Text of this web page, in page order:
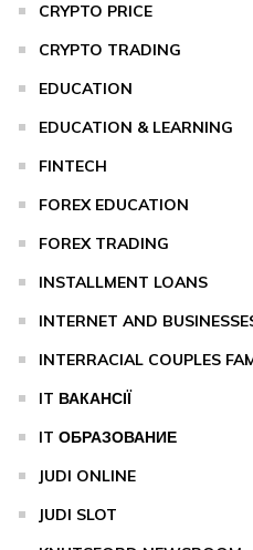
CRYPTO PRICE
CRYPTO TRADING
EDUCATION
EDUCATION & LEARNING
FINTECH
FOREX EDUCATION
FOREX TRADING
INSTALLMENT LOANS
INTERNET AND
INTERRACIAL COUPLES
IT ВАКАНСІЇ
IT ОБРАЗОВАНИЕ
JUDI ONLINE
JUDI SLOT